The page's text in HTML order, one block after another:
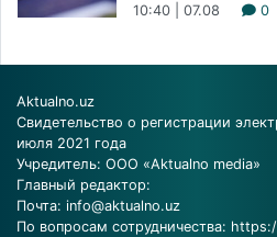
10:40 | 07.08 0
Aktualno.uz
Свидетельство о регистрации
июля 2021 года
Учредитель: ООО «Aktualno media»
Главный редактор:
Почта: info@aktualno.uz
По вопросам сотрудничества: